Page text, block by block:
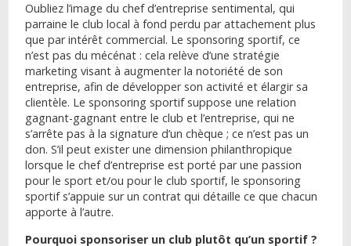
Oubliez l’image du chef d’entreprise sentimental, qui
parraine le club local à fond perdu par attachement plus
que par intérêt commercial. Le sponsoring sportif, ce
n’est pas du mécénat : cela relève d’une stratégie
marketing visant à augmenter la notoriété de son
entreprise, afin de développer son activité et élargir sa
clientèle. Le sponsoring sportif suppose une relation
gagnant-gagnant entre le club et l’entreprise, qui ne
s’arrête pas à la signature d’un chèque ; ce n’est pas un
don. S’il peut exister une dimension philanthropique
lorsque le chef d’entreprise est porté par une passion
pour le sport et/ou pour le club sportif, le sponsoring
sportif s’appuie sur un contrat qui détaille ce que chacun
apporte à l’autre.
Pourquoi sponsoriser un club plutôt qu’un sportif ?